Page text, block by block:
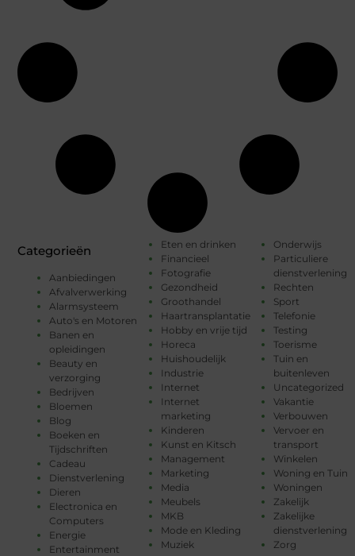
Categorieën
Aanbiedingen
Afvalverwerking
Alarmsysteem
Auto's en Motoren
Banen en
opleidingen
Beauty en
verzorging
Bedrijven
Bloemen
Blog
Boeken en
Tijdschriften
Cadeau
Dienstverlening
Dieren
Electronica en
Computers
Energie
Entertainment
Eten en drinken
Financieel
Fotografie
Gezondheid
Groothandel
Haartransplantatie
Hobby en vrije tijd
Horeca
Huishoudelijk
Industrie
Internet
Internet
marketing
Kinderen
Kunst en Kitsch
Management
Marketing
Media
Meubels
MKB
Mode en Kleding
Muziek
Onderwijs
Particuliere
dienstverlening
Rechten
Sport
Telefonie
Testing
Toerisme
Tuin en
buitenleven
Uncategorized
Vakantie
Verbouwen
Vervoer en
transport
Winkelen
Woning en Tuin
Woningen
Zakelijk
Zakelijke
dienstverlening
Zorg